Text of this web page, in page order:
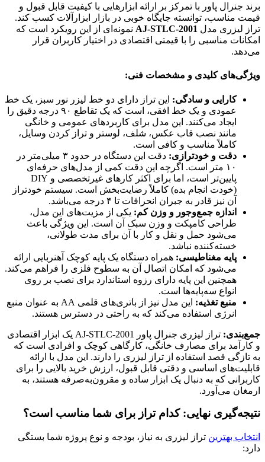
برند جنرال پاور با تمرکز بر ارائه ابزارهایی با کیفیت قابل قبول و
قیمت مناسب، توانسته جایگاه خوبی در بازار ابزارآلات کسب کند.
تراز لیزری مدل AJ-STLC-2001 نمونه‌ای از این رویکرد است که
امکانات مناسبی را با قیمتی اقتصادی در اختیار کاربران قرار
می‌دهد.
ویژگی‌های کلیدی و مشخصات فنی:
کارایی و سادگی: این تراز دارای دو خط لیزر نور سبز، یک خط
عمودی و یک خط افقی، است که یک تقاطع ۹۰ درجه دقیق را
ایجاد می‌کنند. این مدل برای کاربردهای عمومی و خانگی
مانند نصب قاب عکس، شلف، لوستر و تراز کردن وسایل،
کاملاً مناسب و کافی است.
دقت و خودترازی:
دقت این دستگاه در حدود ۳ میلی‌متر در
۱۰ متر است. اگرچه این دقت کمی از مدل‌های حرفه‌ای
پایین‌تر است، اما برای اکثر کارهای غیرتخصصی و DIY
(خودت انجام بده) کاملاً رضایت‌بخش است. سیستم خودتراز
آن نیز قادر به جبران انحرافات تا ۴ درجه می‌باشد.
اندازه جمع‌وجور و وزن کم: یکی از مزیت‌های این مدل،
طراحی کامپکت و وزن سبک آن است. این ویژگی باعث
می‌شود حمل و نقل و کار با آن برای مدت طولانی،
خسته‌کننده نباشد.
پایه مغناطیسی: همراه دستگاه یک پایه کوچک آهنربایی ارائه
می‌شود که امکان اتصال آن به سطوح فلزی را فراهم می‌کند.
همچنین این پایه دارای رزوه استاندارد برای نصب بر روی
انواع سه‌پایه‌ها است.
منبع تغذیه:
این مدل نیز از باتری‌های قلمی AA به عنوان منبع
انرژی استفاده می‌کند که به راحتی در دسترس هستند.
جمع‌بندی:
تراز لیزری جنرال پاور AJ-STLC-2001 یک ابزار اقتصادی
و کارآمد برای مصارف خانگی، کارگاهی کوچک و افرادی است که
به تازگی قصد استفاده از تراز لیزری را دارند. این مدل با ارائه
قابلیت‌های اساسی و دقتی قابل قبول، ارزش خرید بالایی را برای
کاربرانی که به دنبال یک ابزار ساده و مقرون‌به‌صرفه هستند، به
ارمغان می‌آورد.
نتیجه‌گیری نهایی: کدام تراز برای شما مناسب است؟
انتخاب بهترین تراز لیزری به نیاز، بودجه و نوع پروژه شما بستگی
دارد: